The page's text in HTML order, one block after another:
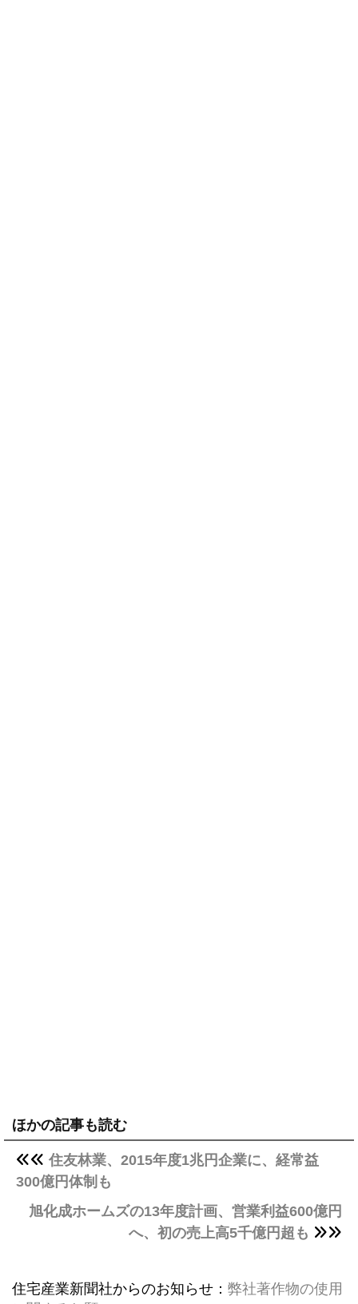
ほかの記事も読む
住友林業、2015年度1兆円企業に、経常益
300億円体制も
旭化成ホームズの13年度計画、営業利益600億円
へ、初の売上高5千億円超も
住宅産業新聞社からのお知らせ： 弊社著作物の使用